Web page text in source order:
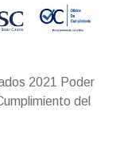
2021 Poder
del